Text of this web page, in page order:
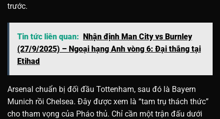
trước.
Tin tức liên quan: Nhận định Man City vs Burnley
(27/9/2025) – Ngoại hạng Anh vòng 6: Đại thắng tại
Etihad
Arsenal chuẩn bị đối đầu Tottenham, sau đó là Bayern
Munich rồi Chelsea. Đây được xem là “tam trụ thách thức”
cho tham vọng của Pháo thủ. Chỉ cần một trận đấu dưới